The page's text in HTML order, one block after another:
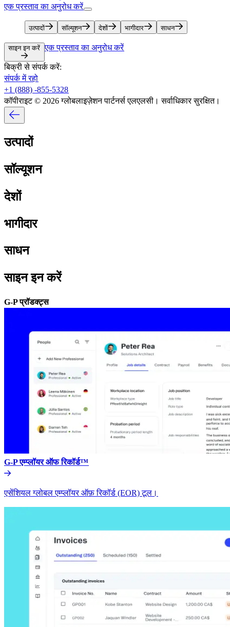
एक प्रस्ताव का अनुरोध करें​​
उत्पादों​​ सॉल्यूशन​​ देशों​​ भागीदार​​ साधन​​
साइन इन करें​​ एक प्रस्ताव का अनुरोध करें​​
बिक्री से संपर्क करें:​​
संपर्क में रहो​​
+1 (888) -855-5328​​
कॉपीराइट © 2026 ग्लोबलाइज़ेशन पार्टनर्स एलएलसी। सर्वाधिकार सुरक्षित।​​
उत्पादों​​
सॉल्यूशन​​
देशों​​
भागीदार​​
साधन​​
साइन इन करें​​
G-P प्रॉडक्ट्स​​
G-P एम्प्लॉयर ऑफ रिकॉर्ड™​​
एसेंशियल ग्लोबल एम्प्लॉयर ऑफ़ रिकॉर्ड (EOR) टूल।​​